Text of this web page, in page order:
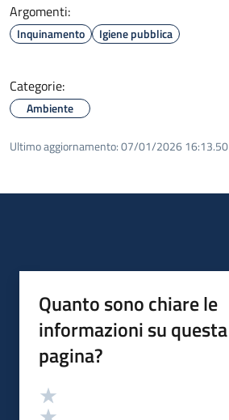
Argomenti:
Inquinamento Igiene pubblica
Categorie:
Ambiente
Ultimo aggiornamento:07/01/2026 16:13.50
Quanto sono chiare le
informazioni su questa
pagina?
Valutazione